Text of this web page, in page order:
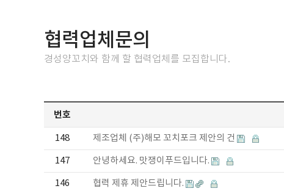
협력업체문의
경성양꼬치와 함께 할 협력업체를 모집합니다.
번호
148 제조업체 (주)해모 꼬치포크 제안의 건
147 안녕하세요. 맛쟁이푸드입니다.
146 협력 제휴 제안드립니다.